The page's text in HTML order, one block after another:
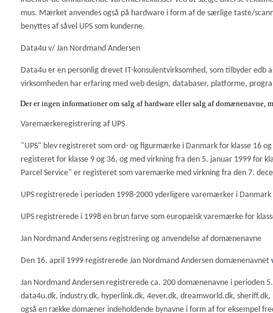
mus. Mærket anvendes også på hardware i form af de særlige taste/
benyttes af såvel UPS som kunderne.
Data4u v/ Jan Nordmand Andersen
Data4u er en personlig drevet IT-konsulentvirksomhed, som tilbyder
virksomheden har erfaring med web design, databaser, platforme,
Der er ingen informationer om salg af hardware eller salg af
Varemærkeregistrering af UPS
"UPS" blev registreret som ord- og figurmærke i Danmark for klasse 16
registeret for klasse 9 og 36, og med virkning fra den 5. januar 1999 for
Parcel Service" er registeret som varemærke med virkning fra den 7.
UPS registrerede i perioden 1998-2000 yderligere varemærker i Danmark
UPS registrerede i 1998 en brun farve som europæisk varemærke for
Jan Nordmand Andersens registrering og anvendelse af domænenavne
Den 16. april 1999 registrerede Jan Nordmand Andersen domænenavnet
Jan Nordmand Andersen registrerede ca. 200 domænenavne i
data4u.dk, industry.dk, hyperlink.dk, 4ever.dk, dreamworld.dk,
også en række domæner indeholdende bynavne i form af for eksempel